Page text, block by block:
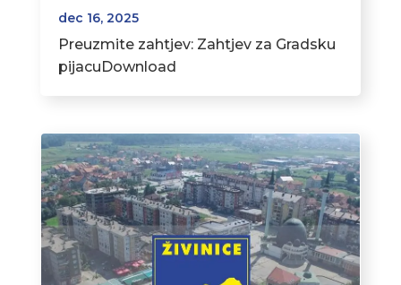
dec 16, 2025
Preuzmite zahtjev: Zahtjev za Gradsku
pijacuDownload